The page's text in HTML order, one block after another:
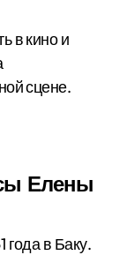
в кино и
сцене.
Елены
года в Баку.